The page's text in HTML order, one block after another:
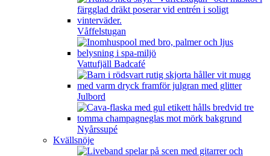
Våffelstugan
Vattufjäll Badcafé
Julbord
Nyårssupé
Kvällsnöje